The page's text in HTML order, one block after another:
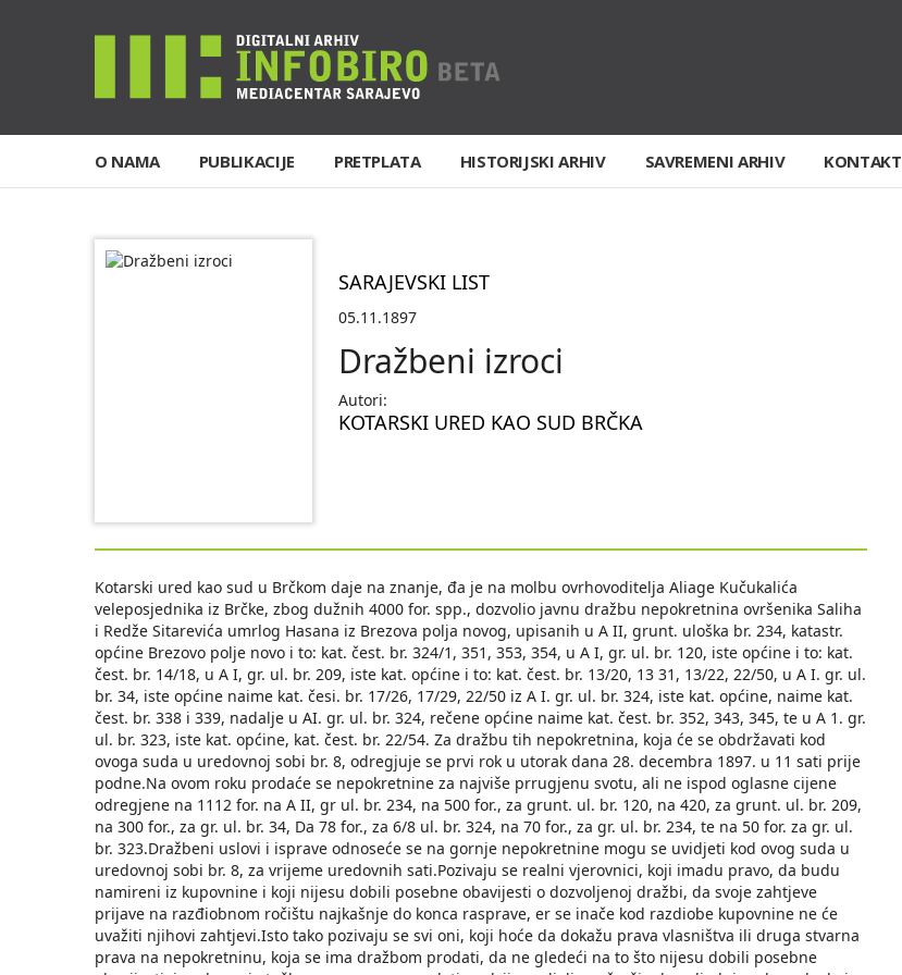
O NAMA PUBLIKACIJE PRETPLATA HISTORIJSKI ARHIV SAVREMENI ARHIV KONTAKT
SARAJEVSKI LIST
05.11.1897
Dražbeni izroci
Autori:
KOTARSKI URED KAO SUD BRČKA
Kotarski ured kao sud u Brčkom daje na znanje, đa je na molbu ovrhovoditelja Aliage Kučukalića
veleposjednika iz Brčke, zbog dužnih 4000 for. spp., dozvolio javnu dražbu nepokretnina ovršenika Saliha
i Redže Sitarevića umrlog Hasana iz Brezova polja novog, upisanih u A II, grunt. uloška br. 234, katastr.
općine Brezovo polje novo i to: kat. čest. br. 324/1, 351, 353, 354, u A I, gr. ul. br. 120, iste općine i to: kat.
čest. br. 14/18, u A I, gr. ul. br. 209, iste kat. općine i to: kat. čest. br. 13/20, 13 31, 13/22, 22/50, u A I. gr. ul.
br. 34, iste općine naime kat. česi. br. 17/26, 17/29, 22/50 iz A I. gr. ul. br. 324, iste kat. općine, naime kat.
čest. br. 338 i 339, nadalje u AI. gr. ul. br. 324, rečene općine naime kat. čest. br. 352, 343, 345, te u A 1. gr.
ul. br. 323, iste kat. općine, kat. čest. br. 22/54. Za dražbu tih nepokretnina, koja će se obdržavati kod
ovoga suda u uredovnoj sobi br. 8, odregjuje se prvi rok u utorak dana 28. decembra 1897. u 11 sati prije
podne.Na ovom roku prodaće se nepokretnine za najviše prrugjenu svotu, ali ne ispod oglasne cijene
odregjene na 1112 for. nа A II, gr ul. br. 234, na 500 for., za grunt. ul. br. 120, na 420, za grunt. ul. br. 209,
na 300 for., za gr. ul. br. 34, Da 78 for., za 6/8 ul. br. 324, na 70 for., za gr. ul. br. 234, te na 50 for. za gr. ul.
br. 323.Dražbeni uslovi i isprave odnoseće se na gornje nepokretnine mogu se uvidjeti kod ovog suda u
uredovnoj sobi br. 8, za vrijeme uredovnih sati.Pozivaju se realni vjerovnici, koji imadu pravo, da budu
namireni iz kupovnine i koji nijesu dobili posebne obavijesti o dozvoljenoj dražbi, da svoje zahtjeve
prijave na razđiobnom ročištu najkašnje do konca rasprave, er se inače kod razdiobe kupovnine ne će
uvažiti njihovi zahtjevi.Isto tako pozivaju se svi oni, koji hoće da dokažu prava vlasništva ili druga stvarna
prava na nepokretninu, koja se ima dražbom prodati, da ne gledeći na to što nijesu dobili posebne